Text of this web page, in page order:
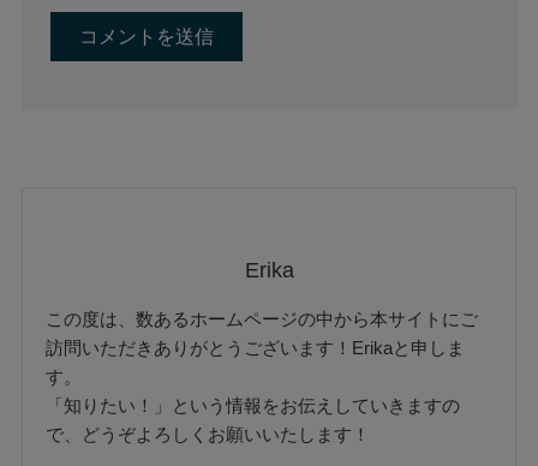
Erika
この度は、数あるホームページの中から本サイトにご
訪問いただきありがとうございます！Erikaと申しま
す。
「知りたい！」という情報をお伝えしていきますの
で、どうぞよろしくお願いいたします！